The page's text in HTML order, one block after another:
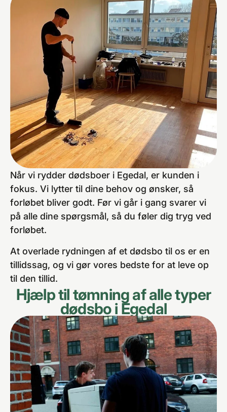
Når vi rydder dødsboer i Egedal, er kunden i
fokus. Vi lytter til dine behov og ønsker, så
forløbet bliver godt. Før vi går i gang svarer vi
på alle dine spørgsmål, så du føler dig tryg ved
forløbet.
At overlade rydningen af et dødsbo til os er en
tillidssag, og vi gør vores bedste for at leve op
til den tillid.
Hjælp til tømning af alle typer
dødsbo i Egedal